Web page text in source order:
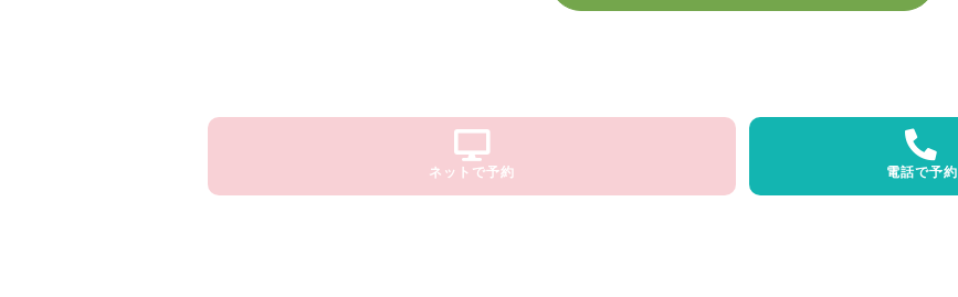
ネットで予約 電話で予約